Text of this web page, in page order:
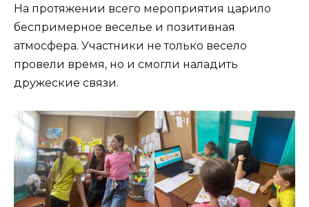
На протяжении всего мероприятия царило
беспримерное веселье и позитивная
атмосфера. Участники не только весело
провели время, но и смогли наладить
дружеские связи.